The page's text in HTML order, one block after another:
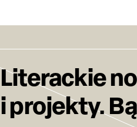
Literackie
i projekty.